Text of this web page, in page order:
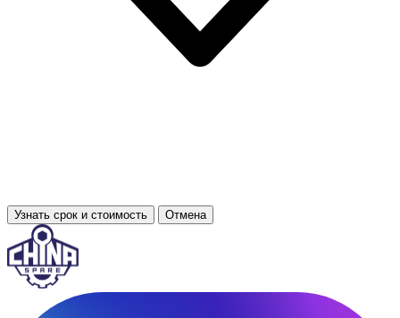
Узнать срок и стоимость Отмена